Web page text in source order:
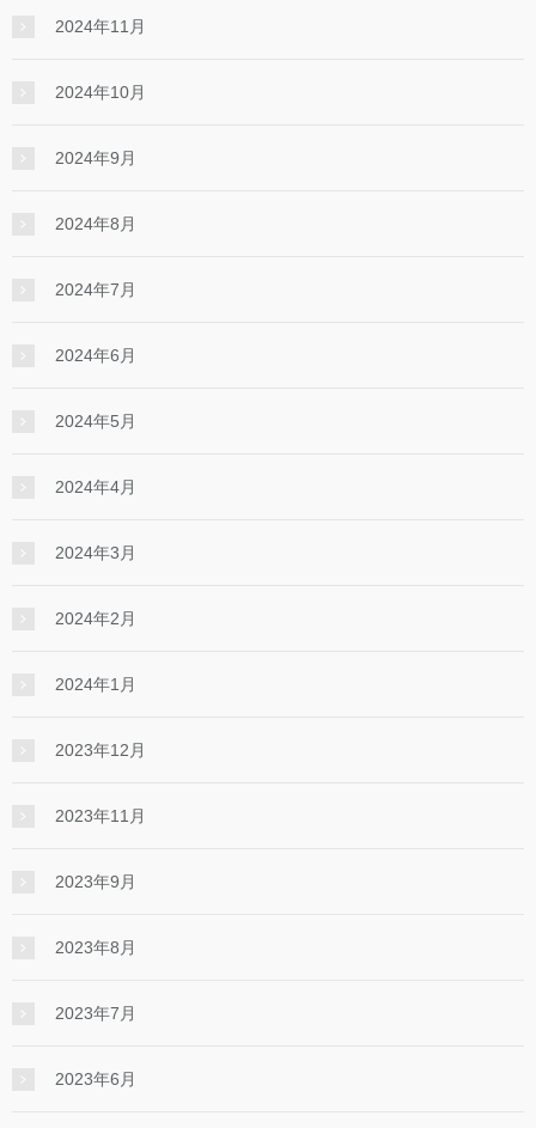
2024年11月
2024年10月
2024年9月
2024年8月
2024年7月
2024年6月
2024年5月
2024年4月
2024年3月
2024年2月
2024年1月
2023年12月
2023年11月
2023年9月
2023年8月
2023年7月
2023年6月